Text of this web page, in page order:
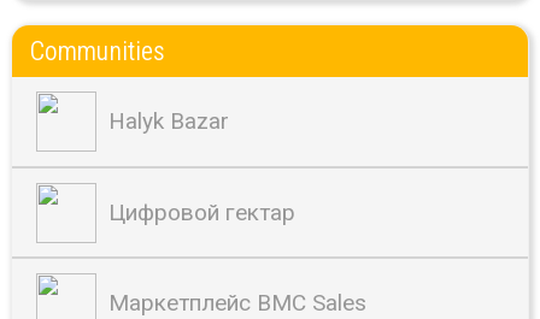
Communities
Halyk Bazar
Цифровой гектар
Маркетплейс BMC Sales